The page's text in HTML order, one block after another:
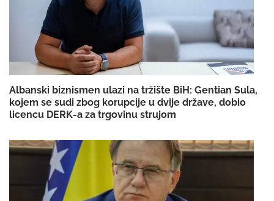
Albanski biznismen ulazi na tržište BiH: Gentian Sula,
kojem se sudi zbog korupcije u dvije države, dobio
licencu DERK-a za trgovinu strujom